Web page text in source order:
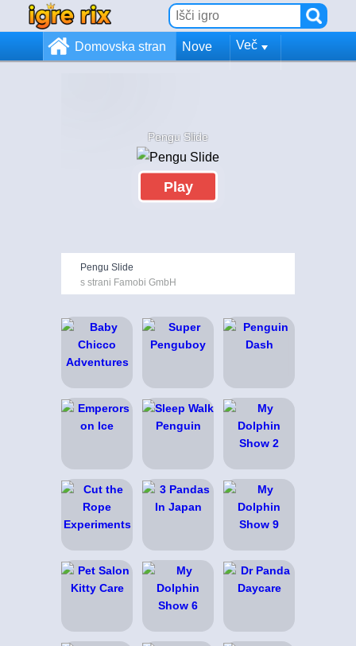
Domovska stran Nove Več
Pengu Slide
Play
Pengu Slide
s strani Famobi GmbH